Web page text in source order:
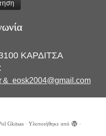
ΚΑΡΔΙΤΣΑ
& eosk2004@gmail.com
Gkitsas· Υλοποιήθηκε από ·